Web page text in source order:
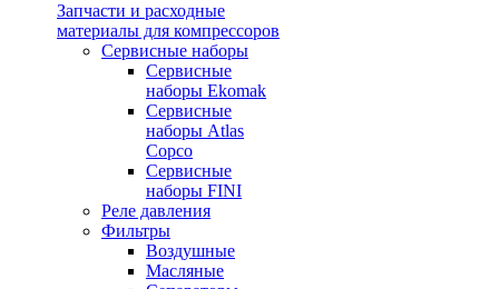
Запчасти и расходные
материалы для компрессоров
Cервисные наборы
Сервисные
наборы Ekomak
Cервисные
наборы Atlas
Copco
Сервисные
наборы FINI
Реле давления
Фильтры
Воздушные
Масляные